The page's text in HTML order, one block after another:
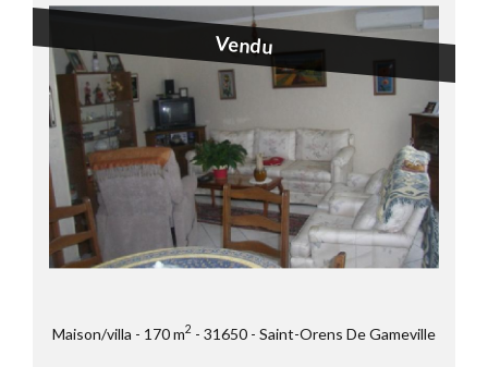
Vendu
Maison/villa 170 m2 31650 Saint-Orens De Gameville